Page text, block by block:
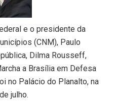
e o presidente da
(CNM), Paulo
Dilma Rousseff,
a Brasília em Defesa
no Palácio do Planalto, na
julho.